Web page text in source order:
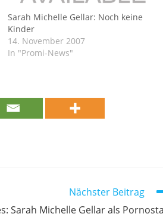
Sarah Michelle Gellar: Noch keine
Kinder
14. November 2007
In "Promi-News"
Nächster Beitrag
Sarah Michelle Gellar als